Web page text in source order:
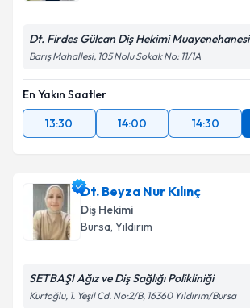
Dt. Firdes Gülcan Diş Hekimi Muayenehanesi
Barış Mahallesi, 105 Nolu Sokak No: 11/1A
En Yakın Saatler
13:30
14:00 14:30
Dt. Beyza Nur Kılınç
Diş Hekimi
Bursa, Yıldırım
SETBAŞI Ağız ve Diş Sağlığı Polikliniği
Kurtoğlu, 1. Yeşil Cd. No:2/B, 16360 Yıldırım/Bursa